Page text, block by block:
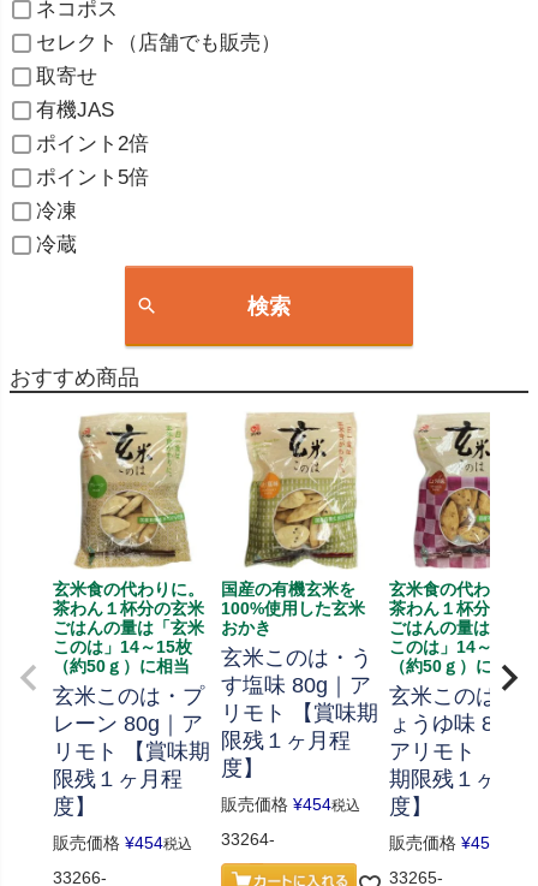
ネコポス
セレクト（店舗でも販売）
取寄せ
有機JAS
ポイント2倍
ポイント5倍
冷凍
冷蔵
検索
おすすめ商品
玄米食の代わりに。
茶わん１杯分の玄米
ごはんの量は「玄米
このは」14～15枚
（約50ｇ）に相当
玄米このは・プ
レーン 80g｜ア
リモト 【賞味期
限残１ヶ月程
度】
販売価格 ¥454税込
33266-
国産の有機玄米を
100%使用した玄米
おかき
玄米このは・う
す塩味 80g｜ア
リモト 【賞味期
限残１ヶ月程
度】
販売価格 ¥454税込
33264-
玄米食の代わりに
茶わん１杯分の玄
ごはんの量は「玄
このは」14～15枚
（約50ｇ）に相当
玄米このは・
ょうゆ味 80g｜
アリモト 【賞
期限残１ヶ月
度】
販売価格 ¥454
33265-